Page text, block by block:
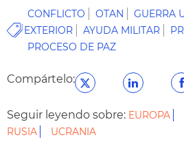
CONFLICTO OTAN GUERRA
EXTERIOR
AYUDA MILITAR
PROCESO DE PAZ
Compártelo:
Seguir leyendo sobre: EUROPA
RUSIA
UCRANIA